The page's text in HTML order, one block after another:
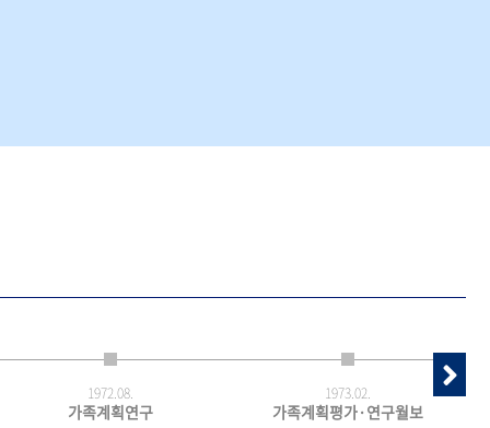
1972.08.
가족계획연구
1973.02.
가족계획평가·연구월보